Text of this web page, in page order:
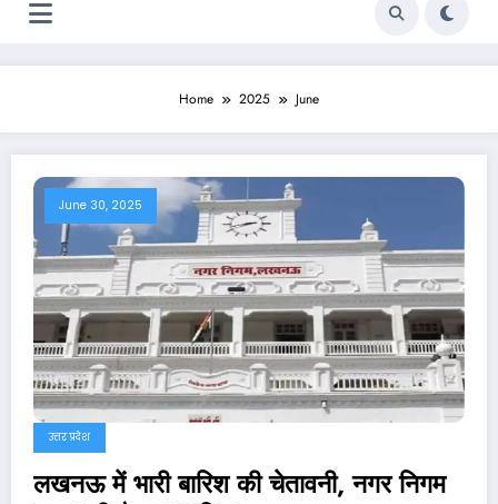
Home 2025 June
June 30, 2025
उत्तर प्रदेश
लखनऊ में भारी बारिश की चेतावनी, नगर निगम